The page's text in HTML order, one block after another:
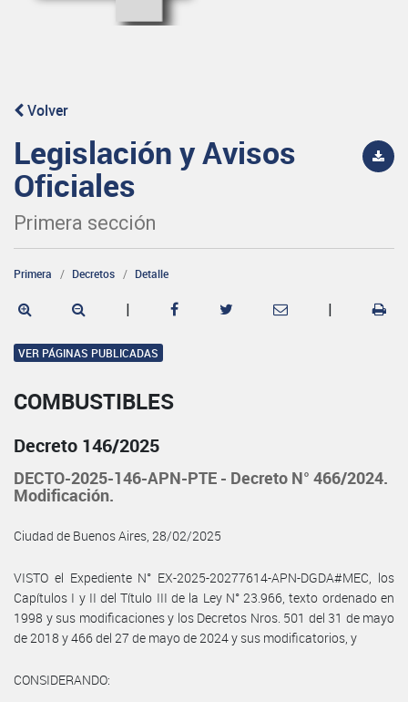
Volver
Legislación y Avisos
Oficiales
Primera sección
Primera Decretos Detalle
| |
VER PÁGINAS PUBLICADAS
COMBUSTIBLES
Decreto 146/2025
DECTO-2025-146-APN-PTE - Decreto N° 466/2024.
Modificación.
Ciudad de Buenos Aires, 28/02/2025
VISTO el Expediente N° EX-2025-20277614-APN-DGDA#MEC, los
Capítulos I y II del Título III de la Ley N° 23.966, texto ordenado en
1998 y sus modificaciones y los Decretos Nros. 501 del 31 de mayo
de 2018 y 466 del 27 de mayo de 2024 y sus modificatorios, y
CONSIDERANDO: